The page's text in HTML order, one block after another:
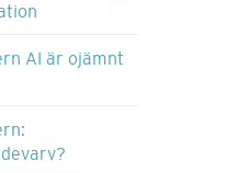
AI är ojämnt